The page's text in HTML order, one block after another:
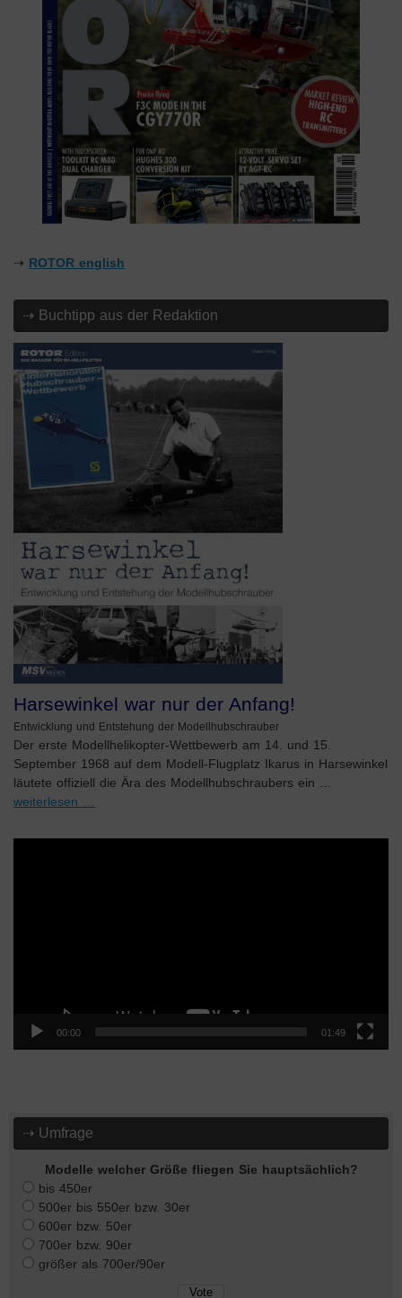
⇢ ROTOR english
⇢ Buchtipp aus der Redaktion
Harsewinkel war nur der Anfang!
Entwicklung und Entstehung der Modellhubschrauber
Der erste Modellhelikopter-Wettbewerb am 14. und 15.
September 1968 auf dem Modell-Flugplatz Ikarus in Harsewinkel
läutete offiziell die Ära des Modellhubschraubers ein …
weiterlesen …
00:00 01:49
⇢ Umfrage
Modelle welcher Größe fliegen Sie hauptsächlich?
bis 450er
500er bis 550er bzw. 30er
600er bzw. 50er
700er bzw. 90er
größer als 700er/90er